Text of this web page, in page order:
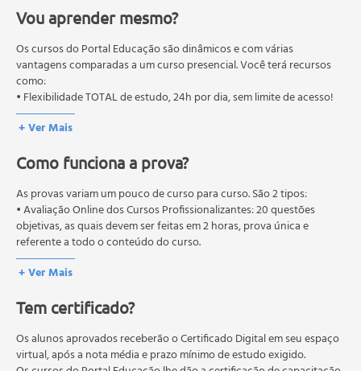
O MEC (Ministério da Educação), trata da política nacional de
educação em geral, mas autoriza apenas cursos de graduação e
pós-graduação. Os cursos técnicos e profissionalizantes são
autorizados pelas Secretarias Estaduais de Educação.
Vou aprender mesmo?
Os cursos do Portal Educação são dinâmicos e com várias
vantagens comparadas a um curso presencial. Você terá recursos
como:
• Flexibilidade TOTAL de estudo, 24h por dia, sem limite de acesso!
+ Ver Mais
Como funciona a prova?
As provas variam um pouco de curso para curso. São 2 tipos:
• Avaliação Online dos Cursos Profissionalizantes: 20 questões
objetivas, as quais devem ser feitas em 2 horas, prova única e
referente a todo o conteúdo do curso.
• Avaliação Online dos Cursos Livres: 10 questões objetivas, as quais
devem ser feitas em 1 hora, prova única e referente a todo o
Os estudos, atividades e avaliações devem ser feitos dentro do
A média final deve ser igual ou superior a 60%para a conclusão e
recebimento do certificado digital do curso. Em caso de reprovação,
+ Ver Mais
Tem certificado?
Os alunos aprovados receberão o Certificado Digital em seu espaço
virtual, após a nota média e prazo mínimo de estudo exigido.